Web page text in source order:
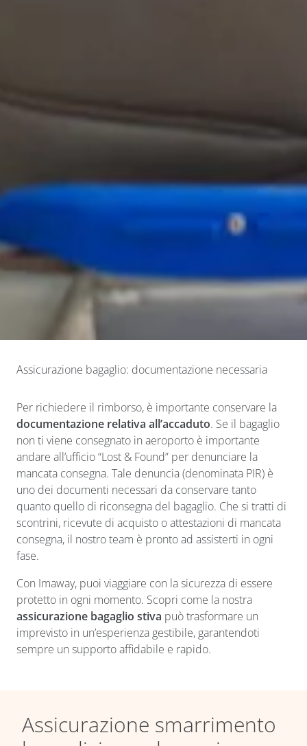
Assicurazione bagaglio: documentazione necessaria
Per richiedere il rimborso, è importante conservare la
documentazione relativa all’accaduto. Se il bagaglio
non ti viene consegnato in aeroporto è importante
andare all’ufficio “Lost & Found” per denunciare la
mancata consegna. Tale denuncia (denominata PIR) è
uno dei documenti necessari da conservare tanto
quanto quello di riconsegna del bagaglio. Che si tratti di
scontrini, ricevute di acquisto o attestazioni di mancata
consegna, il nostro team è pronto ad assisterti in ogni
fase.
Con Imaway, puoi viaggiare con la sicurezza di essere
protetto in ogni momento. Scopri come la nostra
assicurazione bagaglio stiva può trasformare un
imprevisto in un’esperienza gestibile, garantendoti
sempre un supporto affidabile e rapido.
Assicurazione smarrimento